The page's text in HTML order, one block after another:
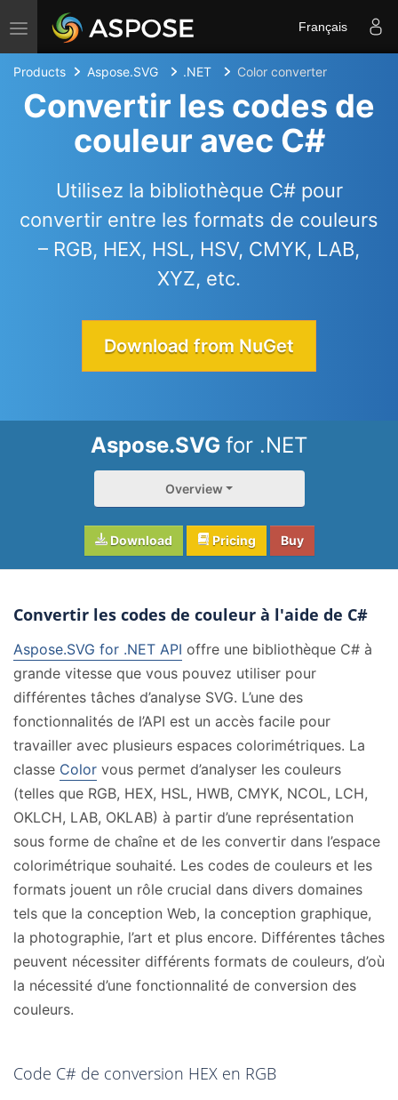
Toggle navigation Français
Products Aspose.SVG .NET Color converter
Convertir les codes de
couleur avec C#
Utilisez la bibliothèque C# pour
convertir entre les formats de couleurs
– RGB, HEX, HSL, HSV, CMYK, LAB,
XYZ, etc.
Download from NuGet
Aspose.SVG for .NET
Overview
Download Pricing Buy
Convertir les codes de couleur à l'aide de C#
Aspose.SVG for .NET API offre une bibliothèque C# à
grande vitesse que vous pouvez utiliser pour
différentes tâches d’analyse SVG. L’une des
fonctionnalités de l’API est un accès facile pour
travailler avec plusieurs espaces colorimétriques. La
classe Color vous permet d’analyser les couleurs
(telles que RGB, HEX, HSL, HWB, CMYK, NCOL, LCH,
OKLCH, LAB, OKLAB) à partir d’une représentation
sous forme de chaîne et de les convertir dans l’espace
colorimétrique souhaité. Les codes de couleurs et les
formats jouent un rôle crucial dans divers domaines
tels que la conception Web, la conception graphique,
la photographie, l’art et plus encore. Différentes tâches
peuvent nécessiter différents formats de couleurs, d’où
la nécessité d’une fonctionnalité de conversion des
couleurs.
Code C# de conversion HEX en RGB